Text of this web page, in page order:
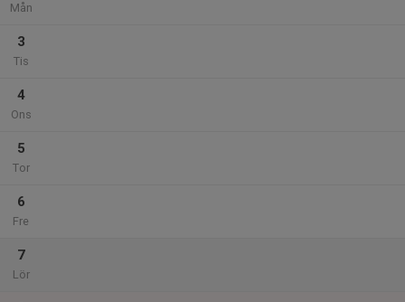
Mån
3
Tis
4
Ons
5
Tor
6
Fre
7
Lör